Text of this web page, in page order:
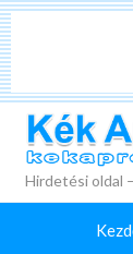
Hirdetési oldal